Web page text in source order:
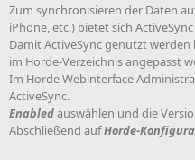
Zum synchronisieren der Daten
iPhone, etc.) bietet sich
Damit ActiveSync genutzt werden
im Horde-Verzeichnis angepasst
Im Horde Webinterface
ActiveSync.
Enabledauswählen und die
Abschließend aufHorde-